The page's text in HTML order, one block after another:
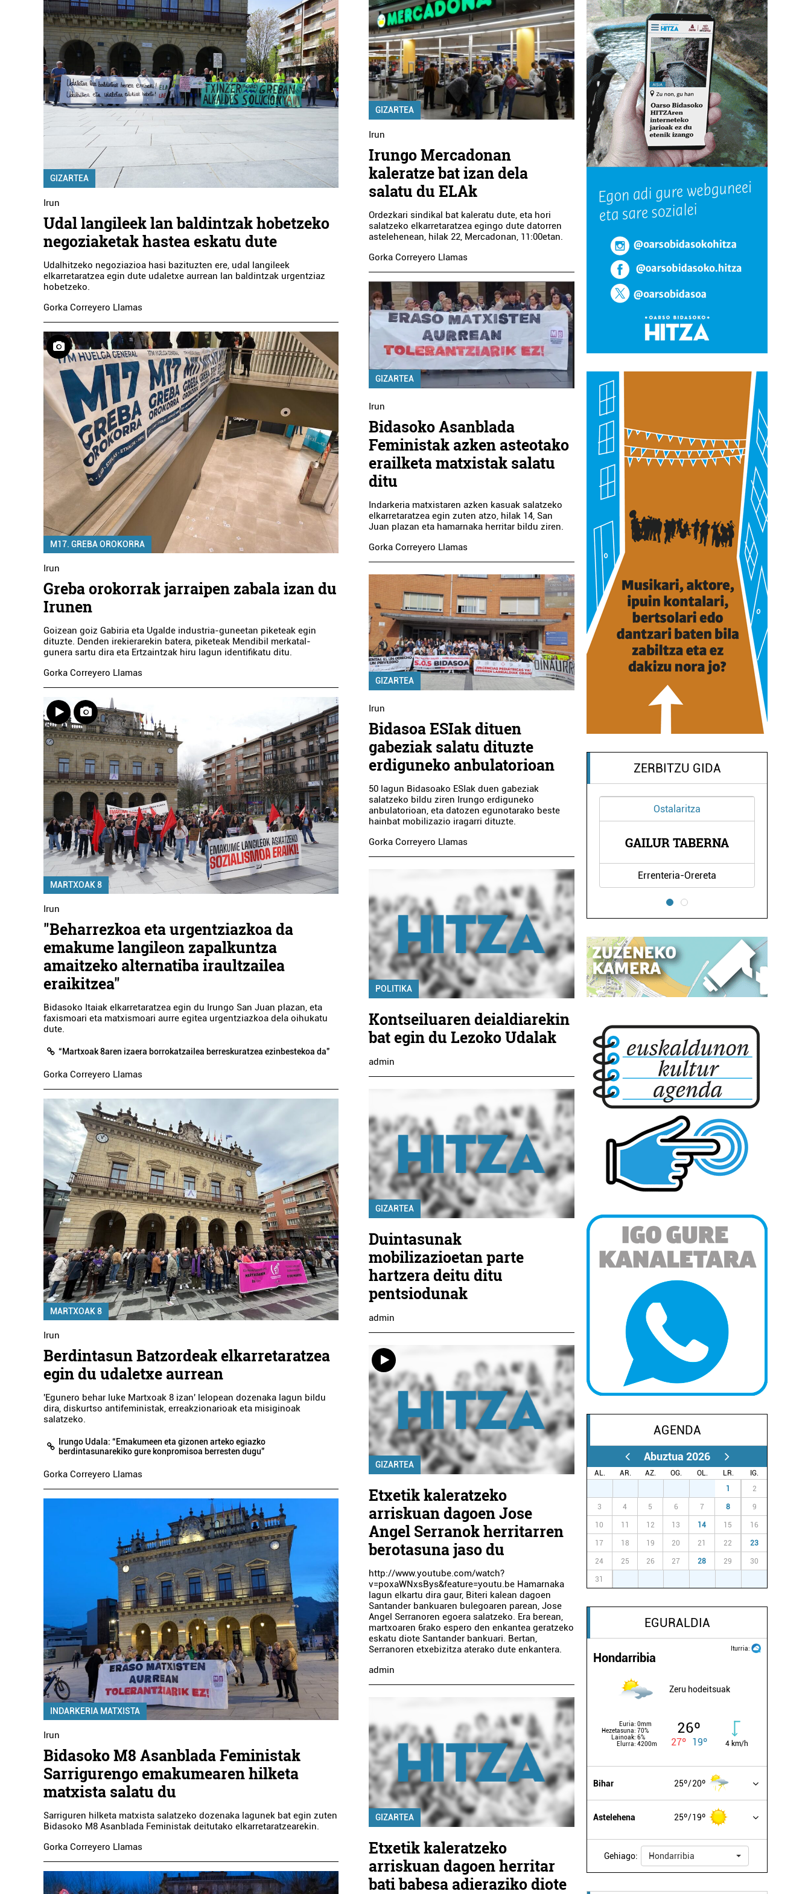
GIZARTEA
Irun
Udal langileek lan baldintzak hobetzeko
negoziaketak hastea eskatu dute
Udalhitzeko negoziazioa hasi bazituzten ere, udal langileek
elkarretaratzea egin dute udaletxe aurrean lan baldintzak urgentziaz
hobetzeko.
Gorka Correyero Llamas
M17. GREBA OROKORRA
Irun
Greba orokorrak jarraipen zabala izan du
Irunen
Goizean goiz Gabiria eta Ugalde industria-guneetan piketeak egin
dituzte. Denden irekierarekin batera, piketeak Mendibil merkatal-
gunera sartu dira eta Ertzaintzak hiru lagun identifikatu ditu.
Gorka Correyero Llamas
MARTXOAK 8
Irun
"Beharrezkoa eta urgentziazkoa da
emakume langileon zapalkuntza
amaitzeko alternatiba iraultzailea
eraikitzea"
Bidasoko Itaiak elkarretaratzea egin du Irungo San Juan plazan, eta
faxismoari eta matxismoari aurre egitea urgentziazkoa dela oihukatu
dute.
“Martxoak 8aren izaera borrokatzailea berreskuratzea ezinbestekoa da”
Gorka Correyero Llamas
MARTXOAK 8
Irun
Berdintasun Batzordeak elkarretaratzea
egin du udaletxe aurrean
'Egunero behar luke Martxoak 8 izan' lelopean dozenaka lagun bildu
dira, diskurtso antifeministak, erreakzionarioak eta misiginoak
salatzeko.
Irungo Udala: “Emakumeen eta gizonen arteko egiazko
berdintasunarekiko gure konpromisoa berresten dugu”
Gorka Correyero Llamas
INDARKERIA MATXISTA
Irun
Bidasoko M8 Asanblada Feministak
Sarrigurengo emakumearen hilketa
matxista salatu du
Sarriguren hilketa matxista salatzeko dozenaka lagunek bat egin zuten
Bidasoko M8 Asanblada Feministak deitutako elkarretaratzearekin.
Gorka Correyero Llamas
GIZARTEA
Irun
Irungo Mercadonan
kaleratze bat izan dela
salatu du ELAk
Ordezkari sindikal bat kaleratu dute, eta hori
salatzeko elkarretaratzea egingo dute datorren
astelehenean, hilak 22, Mercadonan, 11:00etan.
Gorka Correyero Llamas
GIZARTEA
Irun
Bidasoko Asanblada
Feministak azken asteotako
erailketa matxistak salatu
ditu
Indarkeria matxistaren azken kasuak salatzeko
elkarretaratzea egin zuten atzo, hilak 14, San
Juan plazan eta hamarnaka herritar bildu ziren.
Gorka Correyero Llamas
GIZARTEA
Irun
Bidasoa ESIak dituen
gabeziak salatu dituzte
erdiguneko anbulatorioan
50 lagun Bidasoako ESIak duen gabeziak
salatzeko bildu ziren Irungo erdiguneko
anbulatorioan, eta datozen egunotarako beste
hainbat mobilizazio iragarri dituzte.
Gorka Correyero Llamas
POLITIKA
Kontseiluaren deialdiarekin
bat egin du Lezoko Udalak
admin
GIZARTEA
Duintasunak
mobilizazioetan parte
hartzera deitu ditu
pentsiodunak
admin
GIZARTEA
Etxetik kaleratzeko
arriskuan dagoen Jose
Angel Serranok herritarren
berotasuna jaso du
http://www.youtube.com/watch?
v=poxaWNxsBys&feature=youtu.be Hamarnaka
lagun elkartu dira gaur, Biteri kalean dagoen
Santander bankuaren bulegoaren parean, Jose
Angel Serranoren egoera salatzeko. Era berean,
martxoaren 6rako espero den enkantea geratzeko
eskatu diote Santander bankuari. Bertan,
Serranoren etxebizitza aterako dute enkantera.
admin
GIZARTEA
Etxetik kaleratzeko
arriskuan dagoen herritar
bati babesa adieraziko diote
ZERBITZU GIDA
Ostalaritza
GAILUR TABERNA
Errenteria-Orereta
Osasungintza
JAKOBE PSIKOTERAPIA
Errenteria-Orereta
Ostalaritza
GAILUR TABERNA
Errenteria-Orereta
Osasungintza
JAKOBE PSIKOTERAPIA
Errenteria-Orereta
AGENDA
Abuztua 2026
AL. AR. AZ. OG. OL. LR.
IG.
1 2
3 4 5 6 7 8 9
10 11 12 13 14 15 16
17 18 19 20 21 22 23
24 25 26 27 28 29 30
31
EGURALDIA
Iturria:
Hondarribia
Zeru hodeitsuak
Euria: 0mm
Hezetasuna: 70%
Lainoak: 6%
Elurra: 4200m
26º
27º 19º 4 km/h
Bihar 25º 20º
Astelehena 25º 19º
Gehiago: Hondarribia